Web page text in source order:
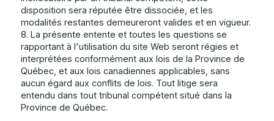
disposition sera réputée être dissociée, et les
modalités restantes demeureront valides et en vigueur.
8. La présente entente et toutes les questions se
rapportant à l'utilisation du site Web seront régies et
interprétées conformément aux lois de la Province de
Québec, et aux lois canadiennes applicables, sans
aucun égard aux conflits de lois. Tout litige sera
entendu dans tout tribunal compétent situé dans la
Province de Québec.